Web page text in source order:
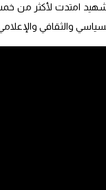
والثقافي
قبل كل شيء”،
بها ليلى شهيد
والسياسة”، قائلا
اليوم “عدوانا